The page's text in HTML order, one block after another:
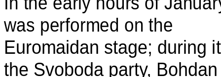
was performed on the
Euromaidan stage; during
the Svoboda party, Bohdan